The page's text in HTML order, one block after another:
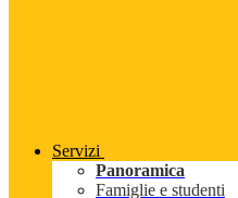
Servizi
Panoramica
Famiglie e studenti